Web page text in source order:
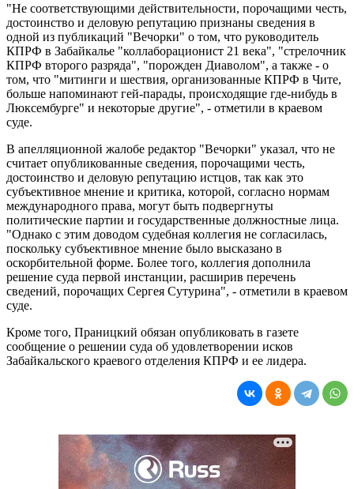
"Не соответствующими действительности, порочащими честь,
достоинство и деловую репутацию признаны сведения в
одной из публикаций "Вечорки" о том, что руководитель
КПРФ в Забайкалье "коллаборационист 21 века", "стрелочник
КПРФ второго разряда", "порожден Диаволом", а также - о
том, что "митинги и шествия, организованные КПРФ в Чите,
больше напоминают гей-парады, происходящие где-нибудь в
Люксембурге" и некоторые другие", - отметили в краевом
суде.
В апелляционной жалобе редактор "Вечорки" указал, что не
считает опубликованные сведения, порочащими честь,
достоинство и деловую репутацию истцов, так как это
субъективное мнение и критика, которой, согласно нормам
международного права, могут быть подвергнуты
политические партии и государственные должностные лица.
"Однако с этим доводом судебная коллегия не согласилась,
поскольку субъективное мнение было высказано в
оскорбительной форме. Более того, коллегия дополнила
решение суда первой инстанции, расширив перечень
сведений, порочащих Сергея Сутурина", - отметили в краевом
суде.
Кроме того, Праницкий обязан опубликовать в газете
сообщение о решении суда об удовлетворении исков
Забайкальского краевого отделения КПРФ и ее лидера.